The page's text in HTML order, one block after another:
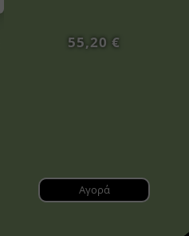
55,20€
Αγορά